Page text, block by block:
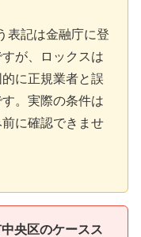
表記は金融庁に登
が、ロックスは
に正規業者と誤
。実際の条件は
に確認できませ
央区のケースス